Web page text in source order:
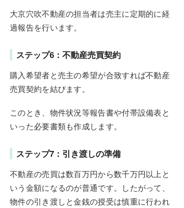
大京穴吹不動産の担当者は売主に定期的に経
過報告を行います。
ステップ6：不動産売買契約
購入希望者と売主の希望が合致すれば不動産
売買契約を結びます。
このとき、物件状況等報告書や付帯設備表と
いった必要書類も作成します。
ステップ7：引き渡しの準備
不動産の売買は数百万円から数千万円以上と
いう金額になるのが普通です。したがって、
物件の引き渡しと金銭の授受は慎重に行われ